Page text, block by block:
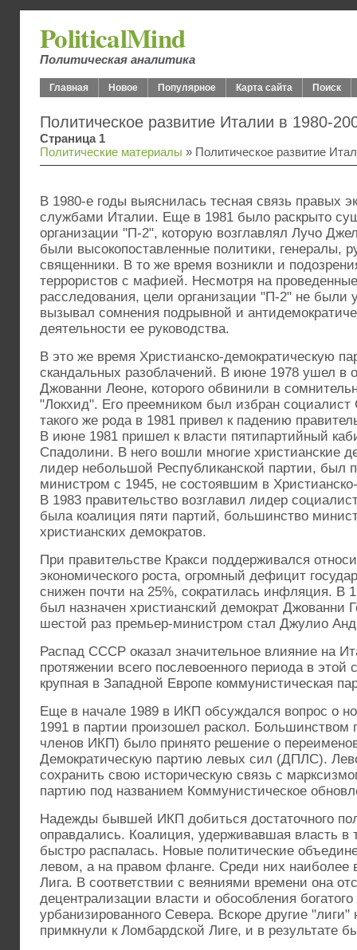
PoliticalMind
Политическая аналитика
Главная Новое Популярное Карта сайта Поиск
Политическое развитие Италии в 1980-
Страница 1
Политические материалы » Политическое развитие
В 1980-е годы выяснилась тесная связь правых
службами Италии. Еще в 1981 было раскрыто
организации "П-2", которую возглавлял Лучо
были высокопоставленные политики, генералы,
священники. В то же время возникли и
террористов с мафией. Несмотря на
расследования, цели организации "П-2" не были
вызывал сомнения подрывной и
деятельности ее руководства.
В это же время Христианско-демократическую
скандальных разоблачений. В июне 1978 ушел в
Джованни Леоне, которого обвинили в
"Локхид". Его преемником был избран
такого же рода в 1981 привел к падению
В июне 1981 пришел к власти пятипартийный
Спадолини. В него вошли многие христианские
лидер небольшой Республиканской партии, был
министром с 1945, не состоявшим в
В 1983 правительство возглавил лидер
была коалиция пяти партий, большинство
христианских демократов.
При правительстве Кракси поддерживался
экономического роста, огромный дефицит
снижен почти на 25%, сократилась инфляция. В
был назначен христианский демократ Джованни
шестой раз премьер-министром стал Джулио
Распад СССР оказал значительное влияние на
протяжении всего послевоенного периода в этой
крупная в Западной Европе коммунистическая
Еще в начале 1989 в ИКП обсуждался вопрос о
1991 в партии произошел раскол. Большинством
членов ИКП) было принято решение о
Демократическую партию левых сил (ДПЛС).
сохранить свою историческую связь с
партию под названием Коммунистическое
Надежды бывшей ИКП добиться достаточного
оправдались. Коалиция, удерживавшая власть в
быстро распалась. Новые политические
левом, а на правом фланге. Среди них наиболее
Лига. В соответствии с веяниями времени она
децентрализации власти и обособления
урбанизированного Севера. Вскоре другие "лиги"
примкнули к Ломбардской Лиге, и в результате